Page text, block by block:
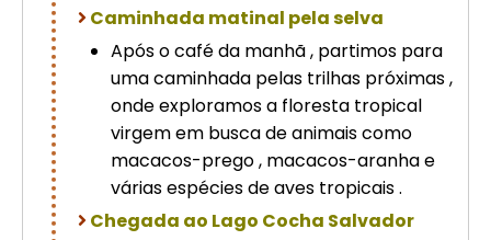
Caminhada matinal pela selva
Após o café da manhã , partimos para
uma caminhada pelas trilhas próximas ,
onde exploramos a floresta tropical
virgem em busca de animais como
macacos-prego , macacos-aranha e
várias espécies de aves tropicais .
Chegada ao Lago Cocha Salvador